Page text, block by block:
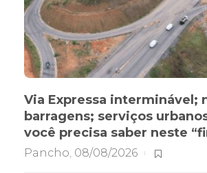
Via Expressa interminável;
barragens; serviços
você precisa saber neste
Pancho 08/08/2026